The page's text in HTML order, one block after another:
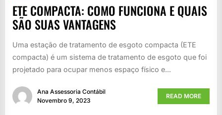
ETE COMPACTA: COMO FUNCIONA E QUAIS
SÃO SUAS VANTAGENS
Uma estação de tratamento de esgoto compacta (ETE
compacta) é um sistema de tratamento de esgoto que foi
projetado para ocupar menos espaço físico e...
Ana Assessoria Contábil
Novembro 9, 2023
READ MORE